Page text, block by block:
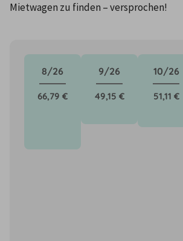
Mietwagen zu finden – versprochen!
8/26
66,79 €
9/26
49,15 €
10/26
51,11 €